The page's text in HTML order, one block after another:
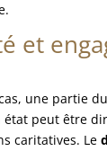
et
une partie
peut être
caritatives. Le